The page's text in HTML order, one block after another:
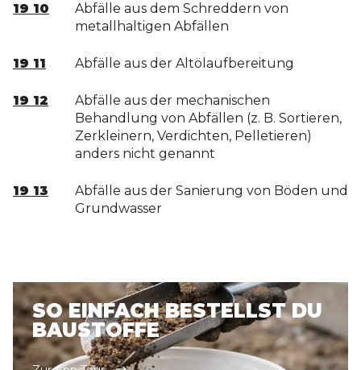
19 10
Abfälle aus dem Schreddern von
metallhaltigen Abfällen
19 11 Abfälle aus der Altölaufbereitung
19 12
Abfälle aus der mechanischen
Behandlung von Abfällen (z. B. Sortieren,
Zerkleinern, Verdichten, Pelletieren)
anders nicht genannt
19 13
Abfälle aus der Sanierung von Böden und
Grundwasser
SO EINFACH BESTELLST DU
BAUSTOFFE